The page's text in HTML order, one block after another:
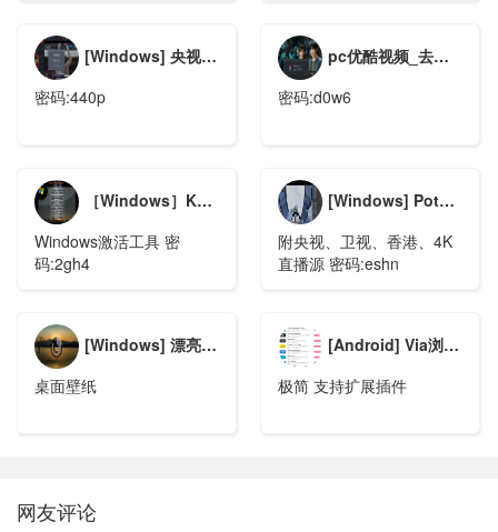
​[Windows] 央视影音_v4.6.6.9_去广告绿色版
密码:440p
pc优酷视频_去广告绿色版
密码:d0w6
［Windows］KMS Tools Portable v20200801 神龙激活工具单文件版
Windows激活工具 密
码:2gh4
[Windows] PotPlayer(网络播放器) v1.7.21273 绿色版附
附央视、卫视、香港、4K
直播源 密码:eshn
​[Windows] 漂亮的桌面概念时钟（XinBSConceptClock1.2）
桌面壁纸
​[Android] Via浏览器 v4.0.2
极简 支持扩展插件
网友评论